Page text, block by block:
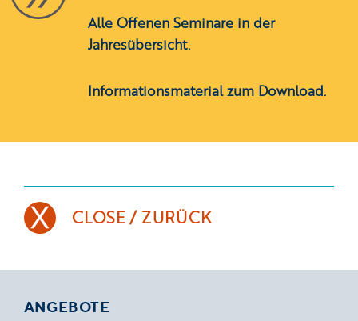
Alle Offenen Seminare in der
Jahresübersicht.
Informationsmaterial zum Download.
CLOSE / ZURÜCK
ANGEBOTE